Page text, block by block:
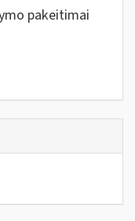
pakeitimai